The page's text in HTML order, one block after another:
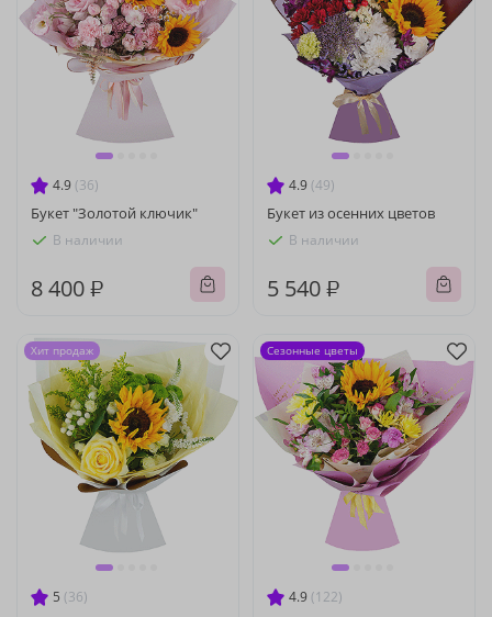
4.9 (36)
Букет "Золотой ключик"
В наличии
8 400 ₽
4.9 (49)
Букет из осенних цветов
В наличии
5 540 ₽
5 (36)
Хит продаж
4.9 (122)
Сезонные цветы